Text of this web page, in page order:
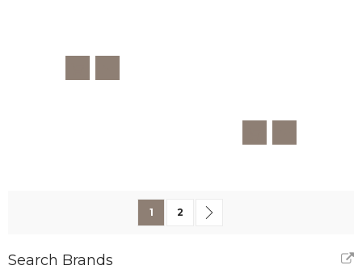
U lees momenteel pagina
1 Pagina
2
Search Brands